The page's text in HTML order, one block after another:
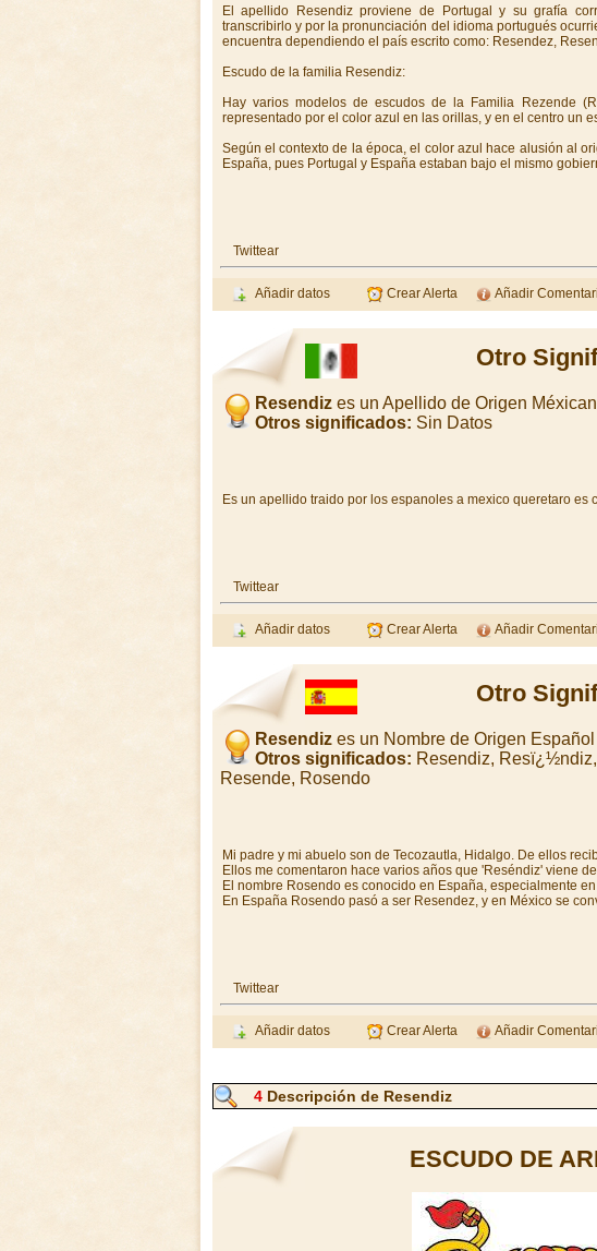
El apellido Resendiz proviene de Portugal y su grafía
transcribirlo y por la pronunciación del idioma portugués
encuentra dependiendo el país escrito como: Resendez,
Escudo de la familia Resendiz:
Hay varios modelos de escudos de la Familia Rezende
representado por el color azul en las orillas, y en el centro un
Según el contexto de la época, el color azul hace alusión al
España, pues Portugal y España estaban bajo el mismo
Twittear
Añadir datos Crear Alerta Añadir
Otro
Resendizes un Apellido de Origen
Otros significados: Sin Datos
Es un apellido traido por los espanoles a mexico queretaro
Twittear
Añadir datos Crear Alerta Añadir
Otro
Resendizes un Nombre de Origen
Otros significados: Resendiz,
Resende, Rosendo
Mi padre y mi abuelo son de Tecozautla, Hidalgo. De ellos
Ellos me comentaron hace varios años que 'Reséndiz' viene
El nombre Rosendo es conocido en España, especialmente
En España Rosendo pasó a ser Resendez, y en México se
Twittear
Añadir datos Crear Alerta Añadir
4 Descripción de Resendiz
ESCUDO DE